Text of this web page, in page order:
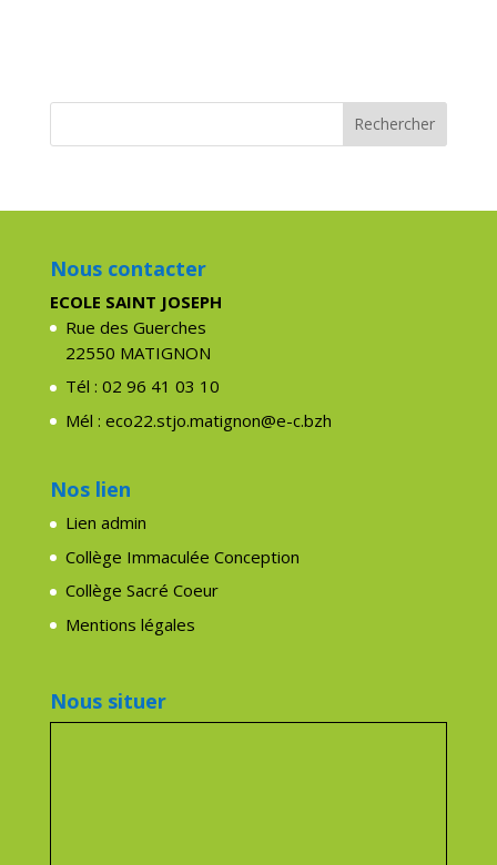
Nous contacter
ECOLE SAINT JOSEPH
Rue des Guerches
22550 MATIGNON
Tél : 02 96 41 03 10
Mél : eco22.stjo.matignon@e-c.bzh
Nos lien
Lien admin
Collège Immaculée Conception
Collège Sacré Coeur
Mentions légales
Nous situer